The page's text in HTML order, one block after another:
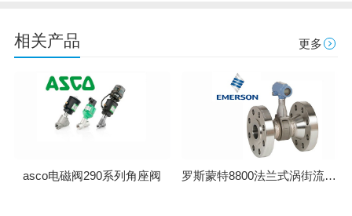
相关产品 更多
asco电磁阀290系列角座阀 罗斯蒙特8800法兰式涡街流量计